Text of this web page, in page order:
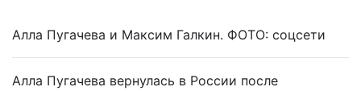
Алла Пугачева и Максим Галкин. ФОТО: соцсети
Алла Пугачева вернулась в России после